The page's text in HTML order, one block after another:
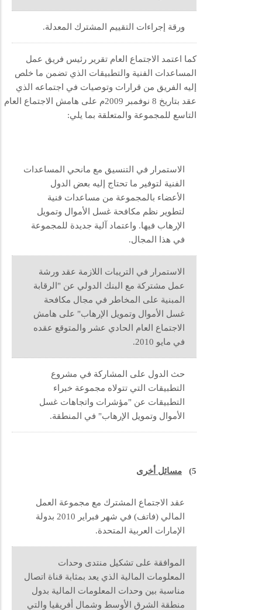
ورقة إجراءات التقييم المشترك المعدلة.
كما اعتمد الاجتماع العام تقرير رئيس فريق عمل
المساعدات الفنية والتطبيقات الذي تضمن ما خلص
إليه الفريق من قرارات وتوصيات في اجتماعه الذي
عقد بتاريخ 8 نوفمبر 2009م على هامش الاجتماع العام
التاسع للمجموعة والمتعلقة بما يلي:
الاستمرار في التنسيق مع مانحي المساعدات
الفنية لتوفير ما تحتاج إليه بعض الدول
الأعضاء بالمجموعة من مساعدات فنية
لتطوير نظم مكافحة غسل الأموال وتمويل
الإرهاب فيها. واعتماد آلية جديدة للمجموعة
في هذا المجال.
الاستمرار في التريبات اللازمة عقد ورشة
عمل مشتركة مع البنك الدولي عن "الرقابة
المبنية على المخاطر في مجال مكافحة
غسل الأموال وتمويل الإرهاب" على هامش
الاجتماع العام الحادي عشر والمتوقع عقده
في مايو 2010.
حث الدول على المشاركة في مشروع
التطبيقات التي تتولاه مجموعة خبراء
التطبيقات عن "مؤشرات واتجاهات غسل
الأموال وتمويل الإرهاب" في المنطقة.
5) مسائل أخرى
عقد الاجتماع المشترك مع مجموعة العمل
المالي (فاتف) في شهر فبراير 2010 بدولة
الإمارات العربية المتحدة.
الموافقة على تشكيل منتدى وحدات
المعلومات المالية الذي يعد بمثابة قناة اتصال
مناسبة بين وحدات المعلومات المالية بدول
منطقة الشرق الأوسط وشمال أفريقيا والتي